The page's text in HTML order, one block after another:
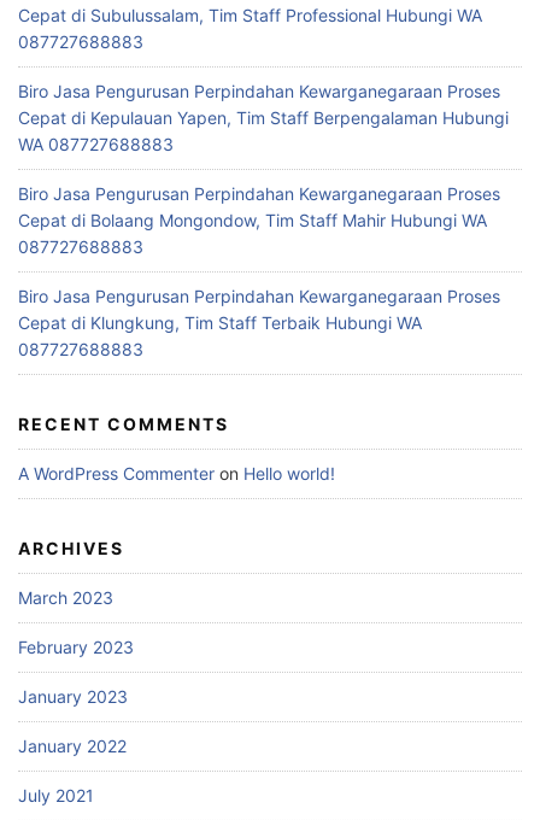
Cepat di Subulussalam, Tim Staff Professional Hubungi WA
087727688883
Biro Jasa Pengurusan Perpindahan Kewarganegaraan Proses
Cepat di Kepulauan Yapen, Tim Staff Berpengalaman Hubungi
WA 087727688883
Biro Jasa Pengurusan Perpindahan Kewarganegaraan Proses
Cepat di Bolaang Mongondow, Tim Staff Mahir Hubungi WA
087727688883
Biro Jasa Pengurusan Perpindahan Kewarganegaraan Proses
Cepat di Klungkung, Tim Staff Terbaik Hubungi WA
087727688883
RECENT COMMENTS
A WordPress Commenter on Hello world!
ARCHIVES
March 2023
February 2023
January 2023
January 2022
July 2021